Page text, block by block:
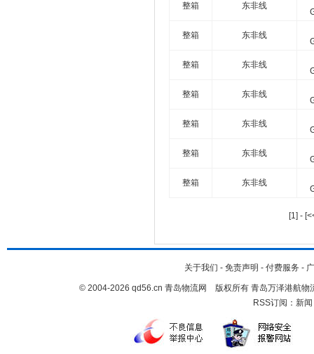
整箱 东非线
整箱 东非线
整箱 东非线
整箱 东非线
整箱 东非线
整箱 东非线
整箱 东非线
[1] -
关于我们 - 免责声明 - 付费服务 -
© 2004-2026 qd56.cn 青岛物流网 版权所有 青岛万泽港航物
RSS订阅： 新闻